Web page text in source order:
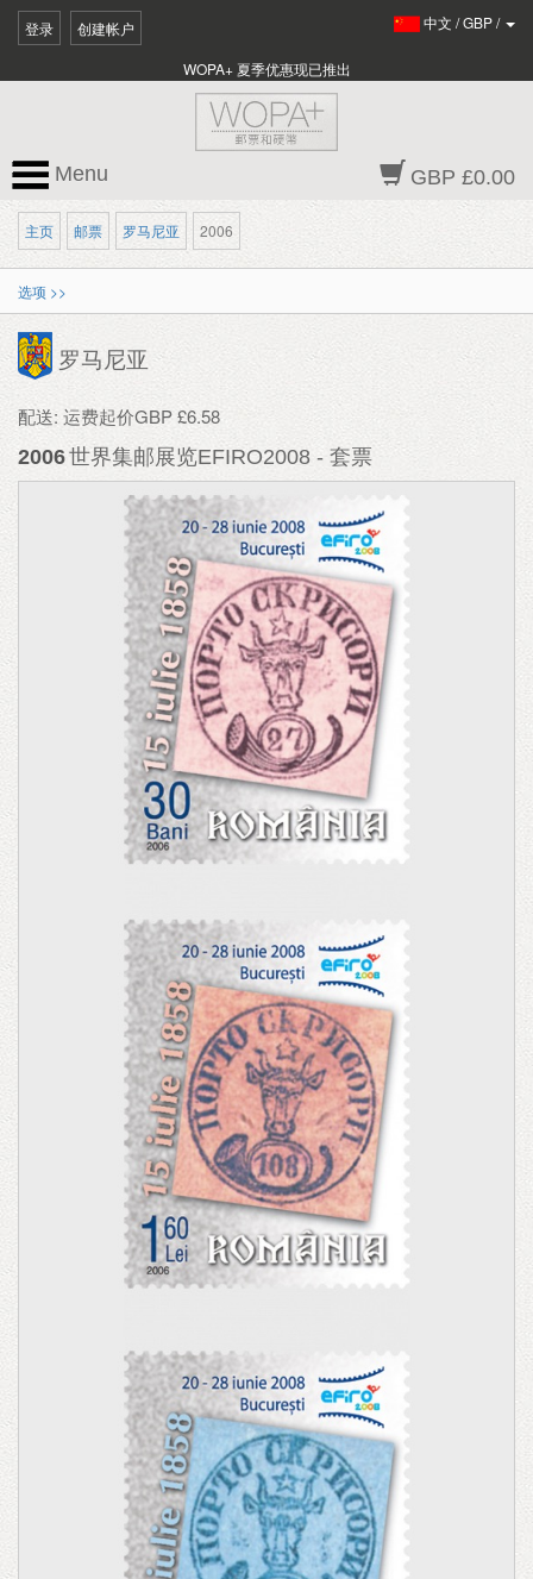
登录 创建帐户 中文 /GBP/
WOPA+ 夏季优惠现已推出
GBP £0.00
Menu
主页 邮票 罗马尼亚 2006
选项 >>
罗马尼亚
配送: 运费起价GBP £6.58
2006世界集邮展览EFIRO2008 - 套票